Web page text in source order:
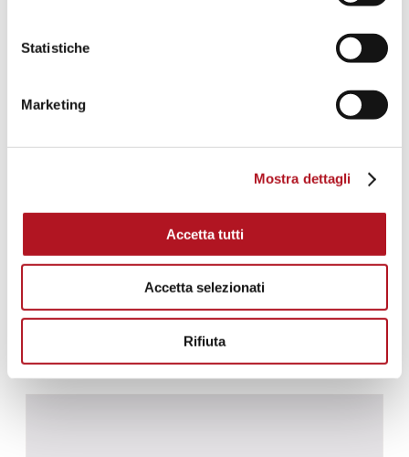
Statistiche
Marketing
Mostra dettagli
Accetta tutti
Accetta selezionati
Rifiuta
NFE-920/10